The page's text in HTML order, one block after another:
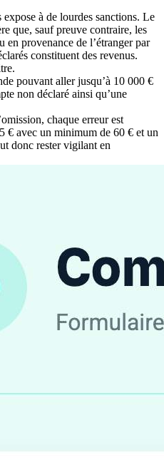
à de lourdes sanctions. Le
que, sauf preuve contraire, les
en provenance de l’étranger par
constituent des revenus.
pouvant aller jusqu’à 10 000 €
non déclaré ainsi qu’une
chaque erreur est
€ avec un minimum de 60 € et un
donc rester vigilant en